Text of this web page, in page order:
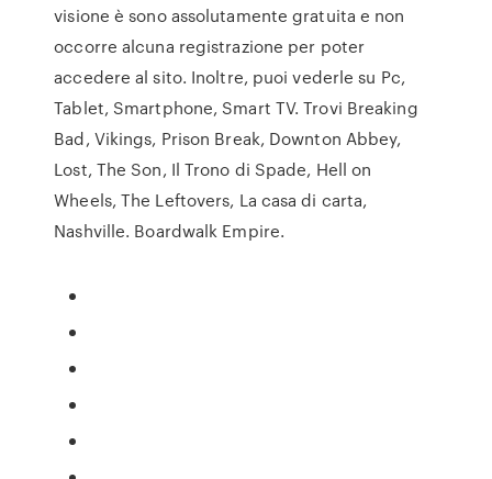
visione è sono assolutamente gratuita e non
occorre alcuna registrazione per poter
accedere al sito. Inoltre, puoi vederle su Pc,
Tablet, Smartphone, Smart TV. Trovi Breaking
Bad, Vikings, Prison Break, Downton Abbey,
Lost, The Son, Il Trono di Spade, Hell on
Wheels, The Leftovers, La casa di carta,
Nashville. Boardwalk Empire.